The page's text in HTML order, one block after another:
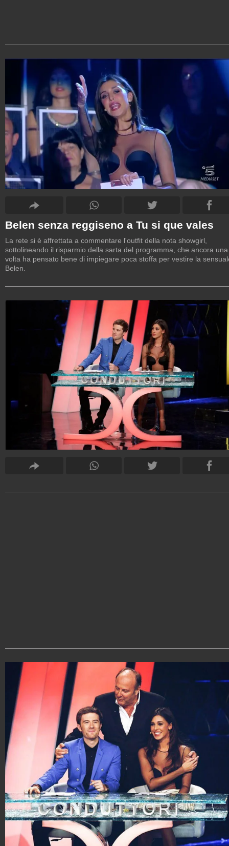
Belen senza reggiseno a Tu si que vales
La rete si è affrettata a commentare l'outfit della nota showgirl,
sottolineando il risparmio della sarta del programma, che ancora una
volta ha pensato bene di impiegare poca stoffa per vestire la
Belen.